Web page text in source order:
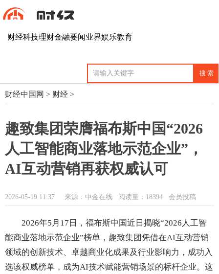
财经科技理财金融要闻业界娱乐教育
财经中国网 > 财经 >
趣致集团荣膺福布斯中国“2026
人工智能商业落地示范企业”，
AI互动营销再获权威认可
2026-05-19 11:37 来源：中金在线 阅读量：18394 会员投稿
2026年5月17日，福布斯中国近日揭晓“2026人工智
能商业落地示范企业”榜单，趣致集团凭借在AI互动营销
领域的创新技术、卓越商业化成果及行业影响力，成功入
选该权威榜单，成为AI技术赋能营销场景的标杆企业。这